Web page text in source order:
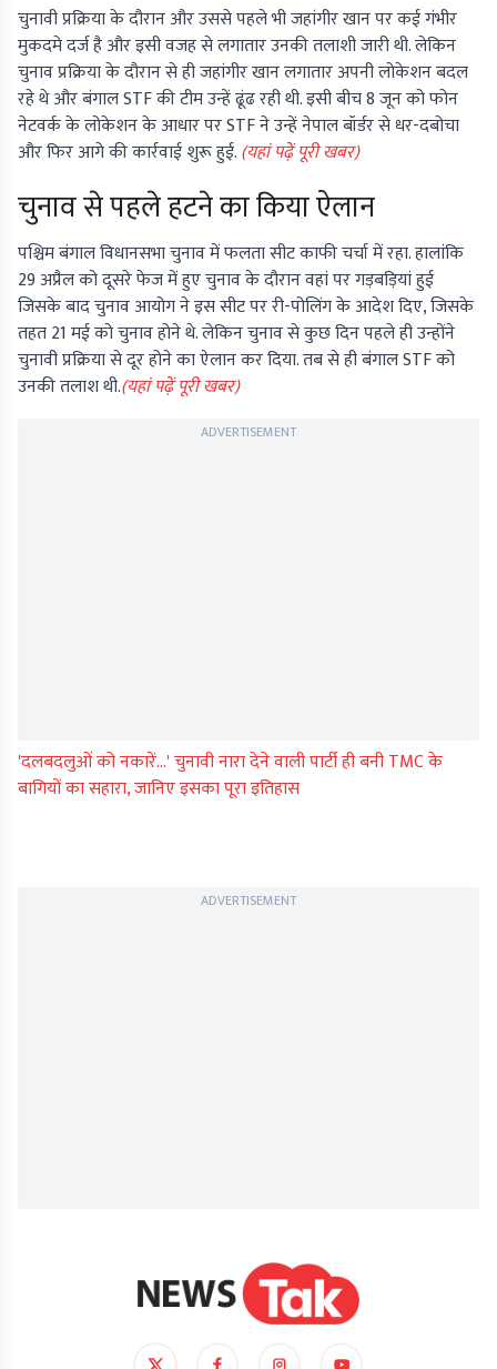
चुनावी प्रक्रिया के दौरान और उससे पहले भी जहांगीर खान पर कई गंभीर
मुकदमे दर्ज है और इसी वजह से लगातार उनकी तलाशी जारी थी. लेकिन
चुनाव प्रक्रिया के दौरान से ही जहांगीर खान लगातार अपनी लोकेशन बदल
रहे थे और बंगाल STF की टीम उन्हें ढूंढ रही थी. इसी बीच 8 जून को फोन
नेटवर्क के लोकेशन के आधार पर STF ने उन्हें नेपाल बॉर्डर से धर-दबोचा
और फिर आगे की कार्रवाई शुरू हुई.(यहां पढ़ें पूरी खबर)
चुनाव से पहले हटने का किया ऐलान
पश्चिम बंगाल विधानसभा चुनाव में फलता सीट काफी चर्चा में रहा. हालांकि
29 अप्रैल को दूसरे फेज में हुए चुनाव के दौरान वहां पर गड़बड़ियां हुई
जिसके बाद चुनाव आयोग ने इस सीट पर री-पोलिंग के आदेश दिए, जिसके
तहत 21 मई को चुनाव होने थे. लेकिन चुनाव से कुछ दिन पहले ही उन्होंने
चुनावी प्रक्रिया से दूर होने का ऐलान कर दिया. तब से ही बंगाल STF को
उनकी तलाश थी.(यहां पढ़ें पूरी खबर)
ADVERTISEMENT
'दलबदलुओं को नकारें...' चुनावी नारा देने वाली पार्टी ही बनी TMC के
बागियों का सहारा, जानिए इसका पूरा इतिहास
ADVERTISEMENT